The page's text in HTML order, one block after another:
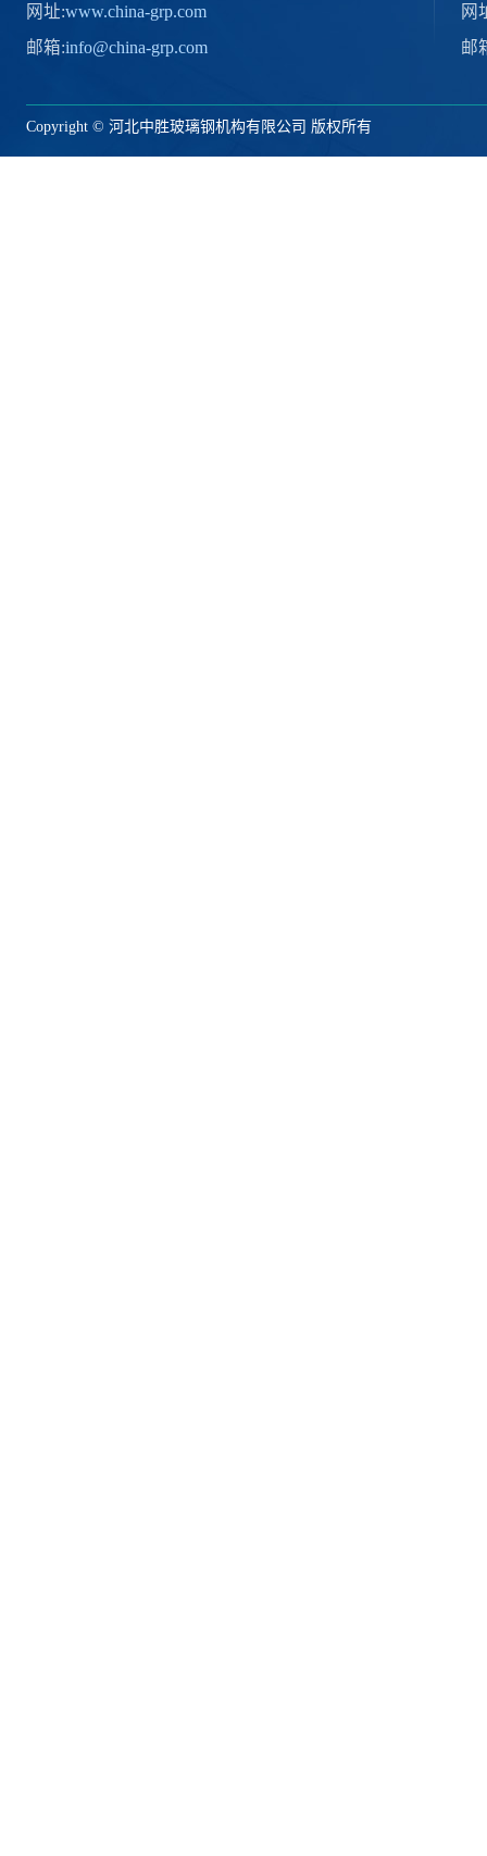
网址:www.china-grp.com
邮箱:info@china-grp.com
网
邮
Copyright © 河北中胜玻璃钢机构有限公司 版权所有